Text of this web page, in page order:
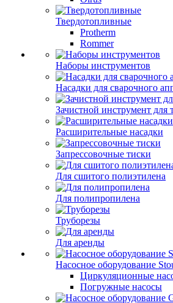
Твердотопливные
Protherm
Rommer
Наборы инструментов
Насадки для сварочного
Зачистной инструмент для
Расширительные насадки
Запрессовочные тиски
Для сшитого полиэтилена
Для полипропилена
Труборезы
Для аренды
Насосное оборудование
Циркуляционные
Погружные насосы